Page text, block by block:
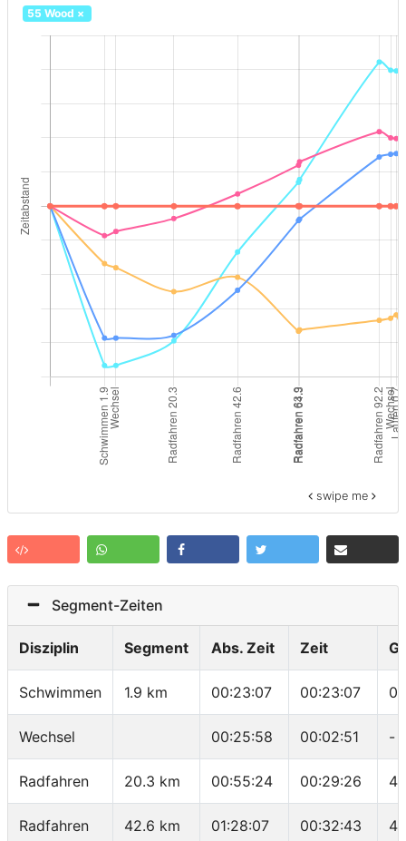
55 Wood ×
swipe me
Segment-Zeiten
Disziplin Segment Abs. Zeit Zeit
Schwimmen 1.9 km 00:23:07 00:23:07
Wechsel 00:25:58 00:02:51 -
Radfahren 20.3 km 00:55:24 00:29:26
Radfahren 42.6 km 01:28:07 00:32:43